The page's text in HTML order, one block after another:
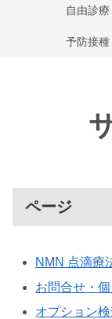
自由診療
予防接種
ページ
NMN 点滴療
お問合せ・
オプション